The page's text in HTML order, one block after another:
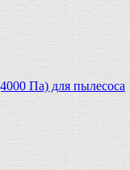
Па) для пылесоса